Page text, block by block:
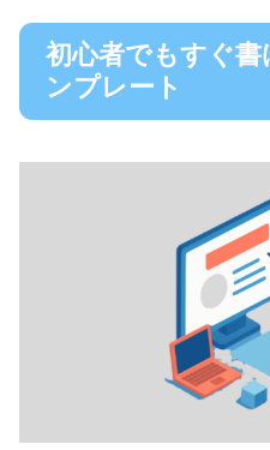
初心者でもすぐ
ンプレート